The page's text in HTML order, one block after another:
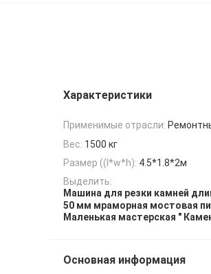
Характеристики
Применимые отрасли:
Вес: 1500 кг
Размер ((l*w*h): 4.5*1.8*2м
Выделить:
Машина для резки камней
50 мм мраморная мостовая
Маленькая мастерская "
Основная информация